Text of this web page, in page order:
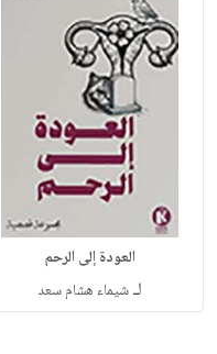
العودة إلى الرحم
لـشيماء هشام سعد